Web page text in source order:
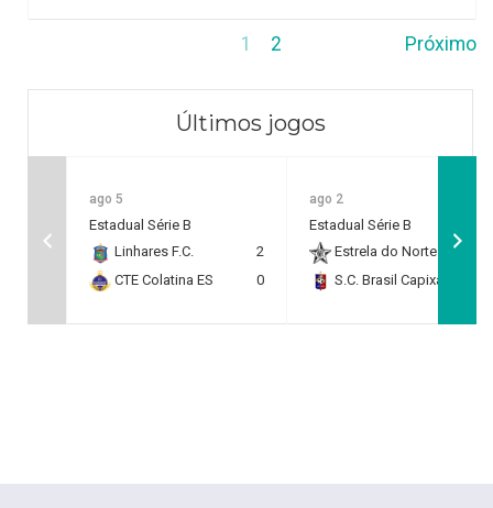
1 2 Próximo
Últimos jogos
ago 5
Estadual Série B
Linhares F.C.
2
CTE Colatina ES
0
ago 2
Estadual Série B
Estrela do Norte F.C.
S.C. Brasil Capixaba